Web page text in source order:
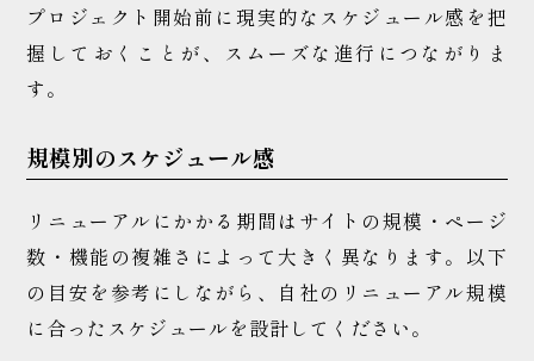
プロジェクト開始前に現実的なスケジュール感を把
握しておくことが、スムーズな進行につながりま
す。
規模別のスケジュール感
リニューアルにかかる期間はサイトの規模・ページ
数・機能の複雑さによって大きく異なります。以下
の目安を参考にしながら、自社のリニューアル規模
に合ったスケジュールを設計してください。